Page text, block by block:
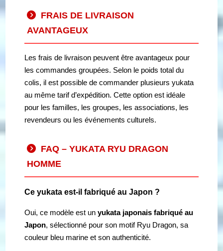
FRAIS DE LIVRAISON
AVANTAGEUX
Les frais de livraison peuvent être avantageux pour
les commandes groupées. Selon le poids total du
colis, il est possible de commander plusieurs yukata
au même tarif d’expédition. Cette option est idéale
pour les familles, les groupes, les associations, les
revendeurs ou les événements culturels.
FAQ – YUKATA RYU DRAGON
HOMME
Ce yukata est-il fabriqué au Japon ?
Oui, ce modèle est unyukata japonais fabriqué au
Japon, sélectionné pour son motif Ryu Dragon, sa
couleur bleu marine et son authenticité.